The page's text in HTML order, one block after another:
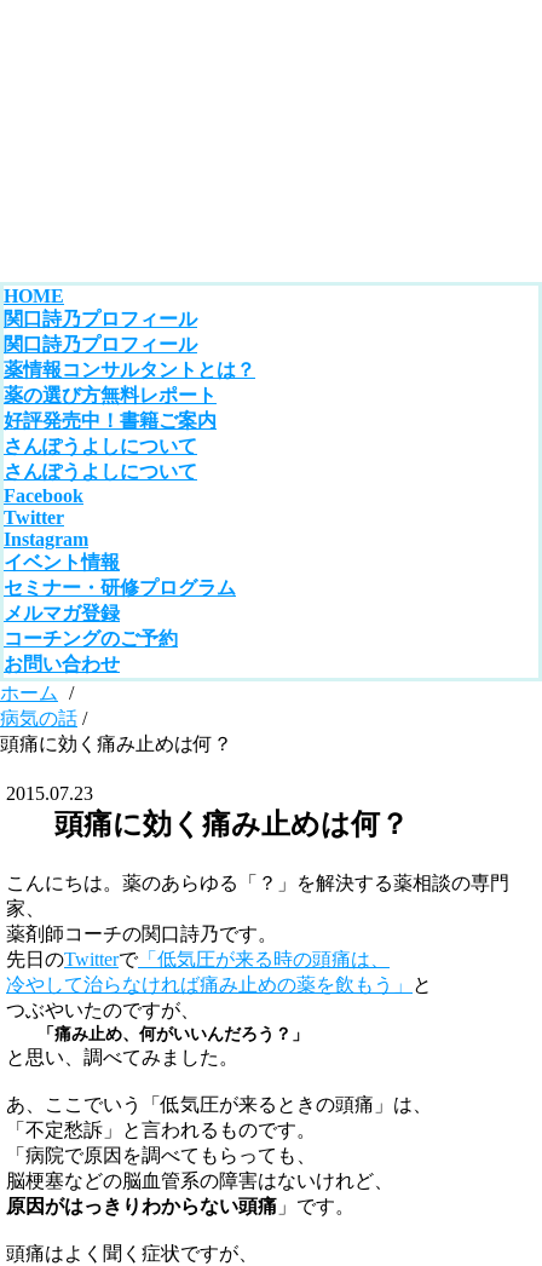
HOME
関口詩乃プロフィール
関口詩乃プロフィール
薬情報コンサルタントとは？
薬の選び方無料レポート
好評発売中！書籍ご案内
さんぽうよしについて
さんぽうよしについて
Facebook
Twitter
Instagram
イベント情報
セミナー・研修プログラム
メルマガ登録
コーチングのご予約
お問い合わせ
ホーム
/
病気の話 /
頭痛に効く痛み止めは何？
2015.07.23
頭痛に効く痛み止めは何？
こんにちは。薬のあらゆる「？」を解決する薬相談の専門
家、
薬剤師コーチの関口詩乃です。
先日のTwitterで「低気圧が来る時の頭痛は、
冷やして治らなければ痛み止めの薬を飲もう」
と
つぶやいたのですが、
「痛み止め、何がいいんだろう？」
と思い、調べてみました。
あ、ここでいう「低気圧が来るときの頭痛」は、
「不定愁訴」と言われるものです。
「病院で原因を調べてもらっても、
脳梗塞などの脳血管系の障害はないけれど、
原因がはっきりわからない頭痛 」です。
頭痛はよく聞く症状ですが、